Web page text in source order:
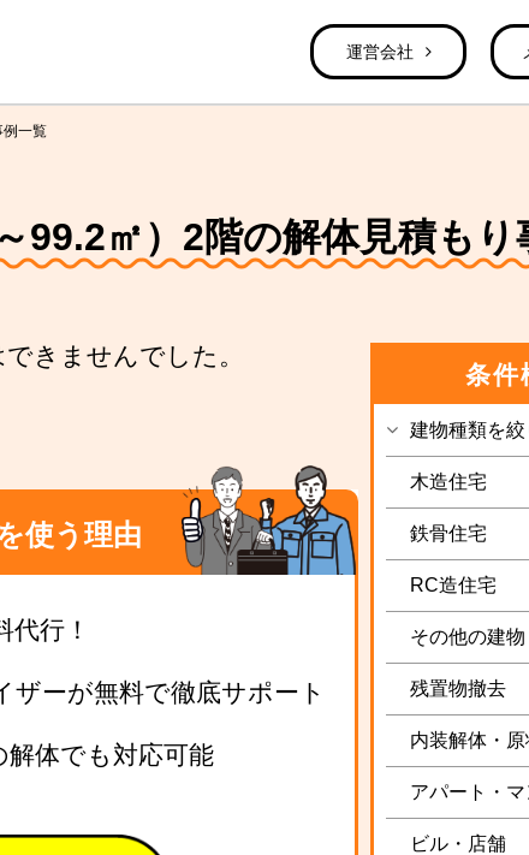
運営会社
例一覧
99.2㎡）2階の解体見積もり
きませんでした。
使う理由
行！
ーが無料で徹底サポート
体でも対応可能
条件
建物種類を絞
木造住宅
鉄骨住宅
RC造住宅
その他の建物
残置物撤去
内装解体・
アパート・
ビル・店舗